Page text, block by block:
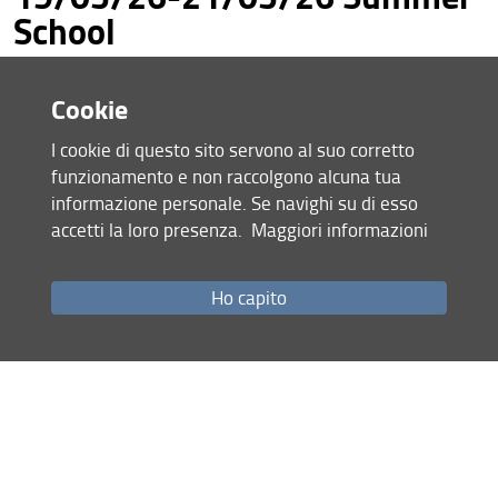
School
Contemporary Plant–Soil Feedback in Intercropping
Notizie da 1 a 1 su 1 Pagina
Mappa del sito
RSS feed
Privacy
Cookie
I cookie di questo sito servono al suo corretto
funzionamento e non raccolgono alcuna tua
informazione personale. Se navighi su di esso
accetti la loro presenza. Maggiori informazioni
Ho capito